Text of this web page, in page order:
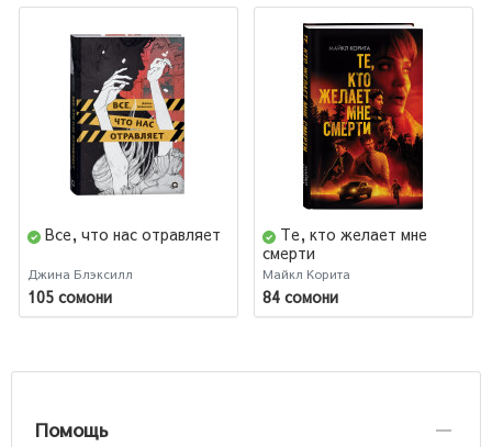
Все, что нас отравляет
Джина Блэксилл
105 сомони
Те, кто желает мне
смерти
Майкл Корита
84 сомони
Помощь